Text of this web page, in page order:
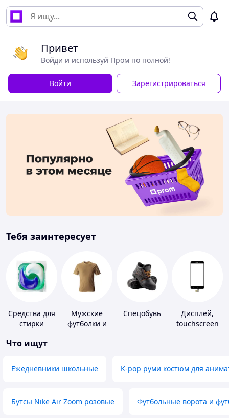
Привет
Войди и используй Пром по полной!
Войти Зарегистрироваться
Тебя заинтересует
Средства для
стирки
Мужские
футболки и
Спецобувь
Дисплей,
touchscreen
Что ищут
Ежедневники школьные K-pop руми костюм для
Бутсы Nike Air Zoom розовые Футбольные ворота и